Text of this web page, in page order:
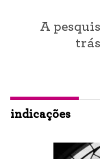
A
indicações